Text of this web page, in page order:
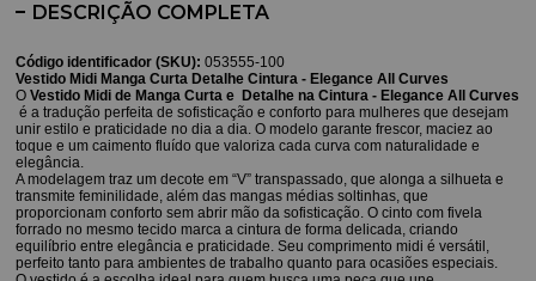
DESCRIÇÃO COMPLETA
Código identificador (SKU): 053555-100
Vestido Midi Manga Curta Detalhe Cintura - Elegance All Curves
OVestido Midi de Manga Curta e Detalhe na Cintura - Elegance All Curves
é a tradução perfeita de sofisticação e conforto para mulheres que desejam
unir estilo e praticidade no dia a dia. O modelo garante frescor, maciez ao
toque e um caimento fluído que valoriza cada curva com naturalidade e
elegância.
A modelagem traz um decote em “V” transpassado, que alonga a silhueta e
transmite feminilidade, além das mangas médias soltinhas, que
proporcionam conforto sem abrir mão da sofisticação. O cinto com fivela
forrado no mesmo tecido marca a cintura de forma delicada, criando
equilíbrio entre elegância e praticidade. Seu comprimento midi é versátil,
perfeito tanto para ambientes de trabalho quanto para ocasiões especiais.